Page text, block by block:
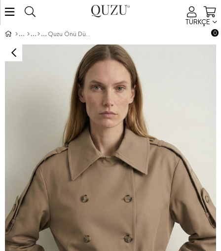
TÜRKÇE
0
Quzu Önü Düğme Ve Kemerli Trençkot Bej